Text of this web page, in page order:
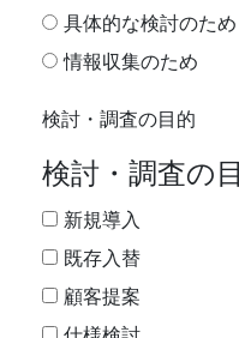
具体的な検討のため
情報収集のため
検討・調査の目的
検討・調査の
新規導入
既存入替
顧客提案